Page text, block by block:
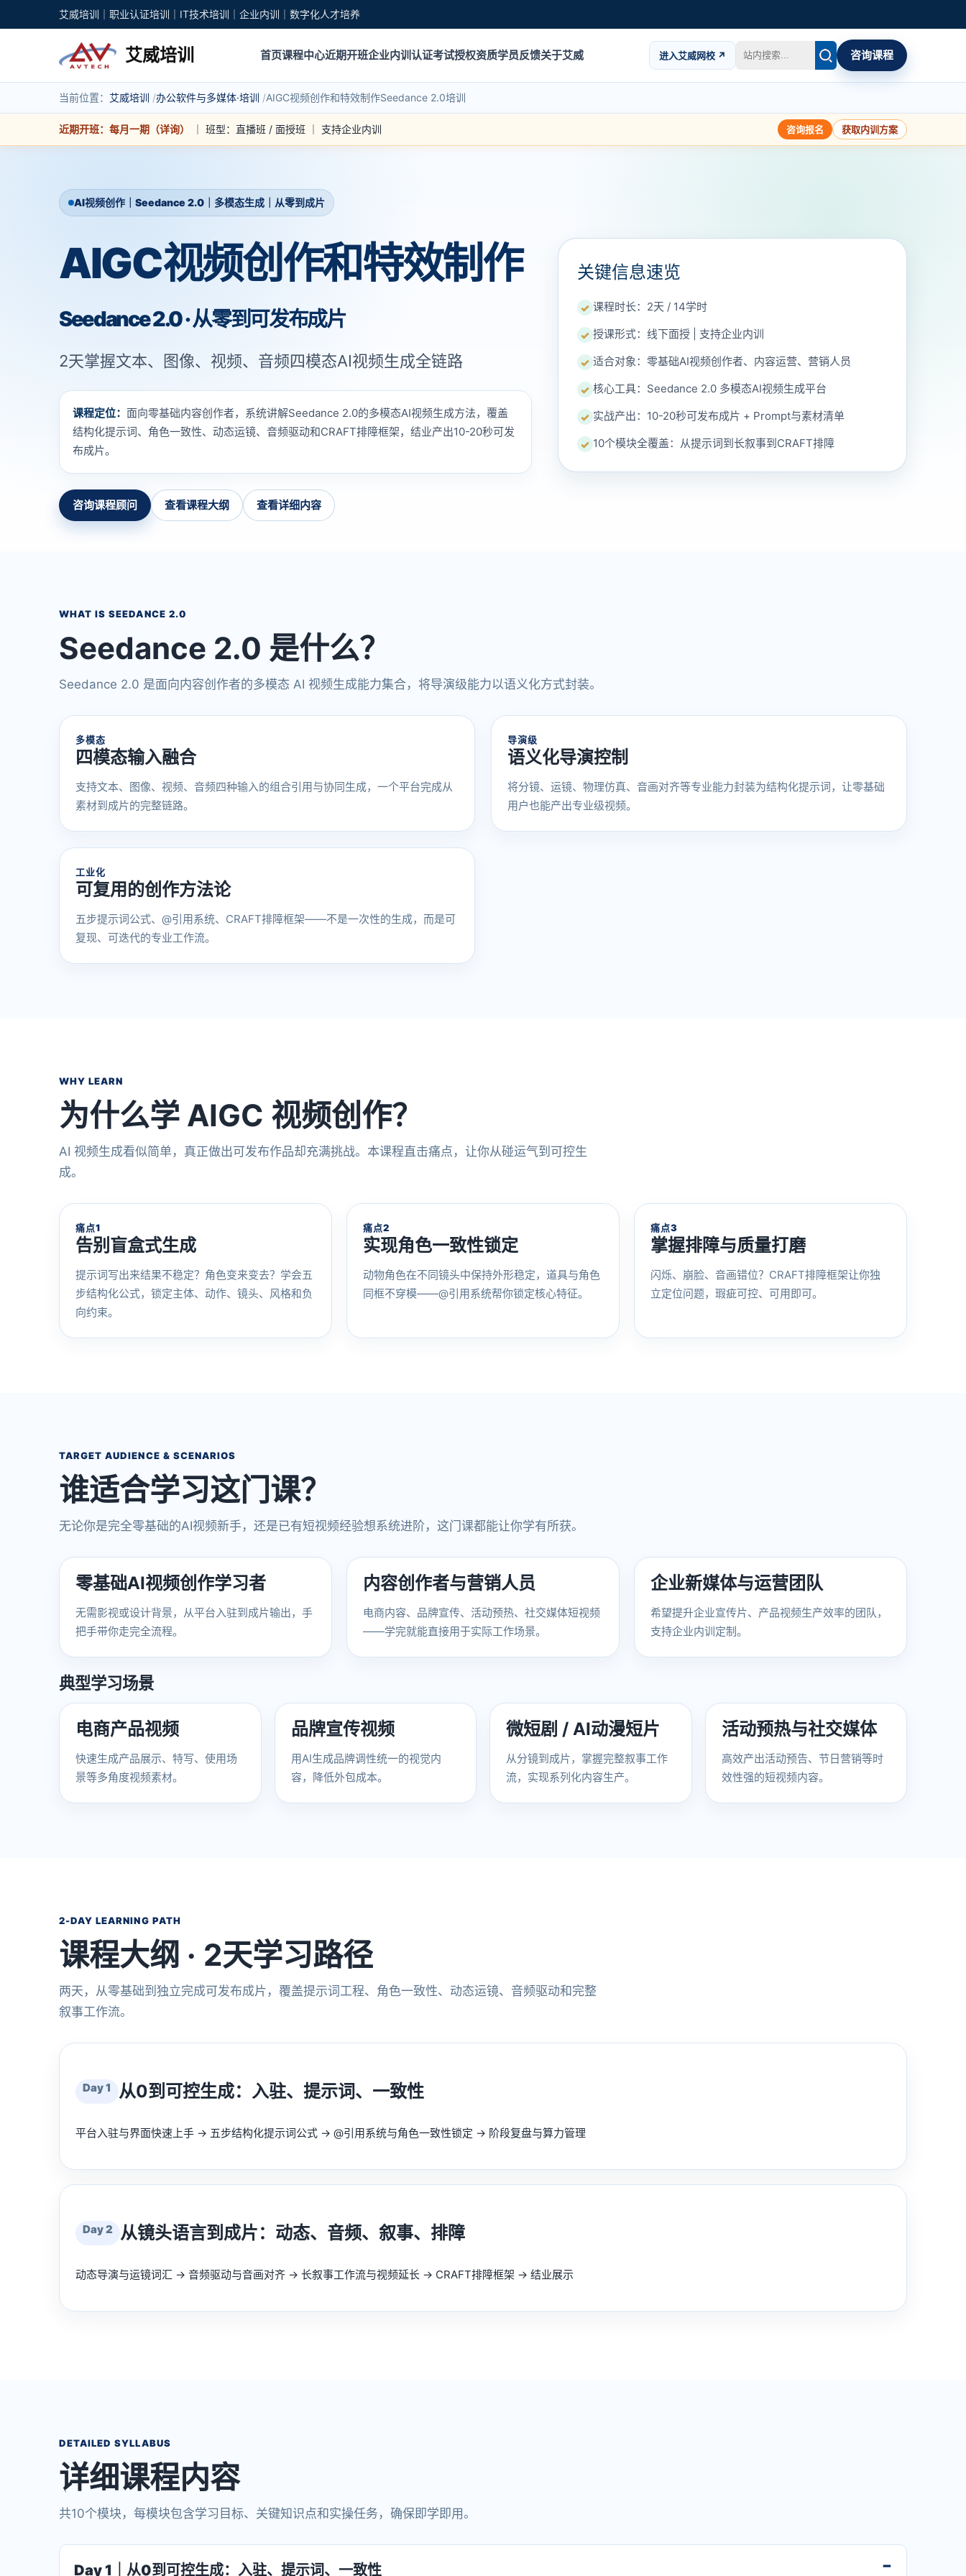
艾威培训｜职业认证培训｜IT技术培训｜企业内训｜数字化人才培养
艾威培训 首页课程中心近期开班企业内训认证考试授权资质学员反馈关于艾威 进入艾威网校 ↗ 咨询课程
当前位置： 艾威培训 办公软件与多媒体·培训 AIGC视频创作和特效制作Seedance 2.0培训
近期开班：每月一期（详询） ｜ 班型：直播班 / 面授班 ｜ 支持企业内训 咨询报名 获取内训方案
AI视频创作｜Seedance 2.0｜多模态生成｜从零到成片
AIGC视频创作和特效制作
Seedance 2.0 · 从零到可发布成片
2天掌握文本、图像、视频、音频四模态AI视频生成全链路
课程定位： 面向零基础内容创作者，系统讲解Seedance 2.0的多模态AI视频生成方法，覆盖
结构化提示词、角色一致性、动态运镜、音频驱动和CRAFT排障框架，结业产出10-20秒可发
布成片。
咨询课程顾问 查看课程大纲 查看详细内容
关键信息速览
✓ 课程时长：2天 / 14学时
✓ 授课形式：线下面授 | 支持企业内训
✓ 适合对象：零基础AI视频创作者、内容运营、营销人员
✓ 核心工具：Seedance 2.0 多模态AI视频生成平台
✓ 实战产出：10-20秒可发布成片 + Prompt与素材清单
✓ 10个模块全覆盖：从提示词到长叙事到CRAFT排障
WHAT IS SEEDANCE 2.0
Seedance 2.0 是什么？
Seedance 2.0 是面向内容创作者的多模态 AI 视频生成能力集合，将导演级能力以语义化方式封装。
多模态
四模态输入融合
支持文本、图像、视频、音频四种输入的组合引用与协同生成，一个平台完成从
素材到成片的完整链路。
导演级
语义化导演控制
将分镜、运镜、物理仿真、音画对齐等专业能力封装为结构化提示词，让零基础
用户也能产出专业级视频。
工业化
可复用的创作方法论
五步提示词公式、@引用系统、CRAFT排障框架——不是一次性的生成，而是可
复现、可迭代的专业工作流。
WHY LEARN
为什么学 AIGC 视频创作？
AI 视频生成看似简单，真正做出可发布作品却充满挑战。本课程直击痛点，让你从碰运气到可控生
成。
痛点1
告别盲盒式生成
提示词写出来结果不稳定？角色变来变去？学会五
步结构化公式，锁定主体、动作、镜头、风格和负
向约束。
痛点2
实现角色一致性锁定
动物角色在不同镜头中保持外形稳定，道具与角色
同框不穿模——@引用系统帮你锁定核心特征。
痛点3
掌握排障与质量打磨
闪烁、崩脸、音画错位？CRAFT排障框架让你独
立定位问题，瑕疵可控、可用即可。
TARGET AUDIENCE & SCENARIOS
谁适合学习这门课？
无论你是完全零基础的AI视频新手，还是已有短视频经验想系统进阶，这门课都能让你学有所获。
零基础AI视频创作学习者
无需影视或设计背景，从平台入驻到成片输出，手
把手带你走完全流程。
内容创作者与营销人员
电商内容、品牌宣传、活动预热、社交媒体短视频
——学完就能直接用于实际工作场景。
企业新媒体与运营团队
希望提升企业宣传片、产品视频生产效率的团队，
支持企业内训定制。
典型学习场景
电商产品视频
快速生成产品展示、特写、使用场
景等多角度视频素材。
品牌宣传视频
用AI生成品牌调性统一的视觉内
容，降低外包成本。
微短剧 / AI动漫短片
从分镜到成片，掌握完整叙事工作
流，实现系列化内容生产。
活动预热与社交媒体
高效产出活动预告、节日营销等时
效性强的短视频内容。
2-DAY LEARNING PATH
课程大纲 · 2天学习路径
两天，从零基础到独立完成可发布成片，覆盖提示词工程、角色一致性、动态运镜、音频驱动和完整
叙事工作流。
Day 1 从0到可控生成：入驻、提示词、一致性
平台入驻与界面快速上手 → 五步结构化提示词公式 → @引用系统与角色一致性锁定 → 阶段复盘与算力管理
Day 2 从镜头语言到成片：动态、音频、叙事、排障
动态导演与运镜词汇 → 音频驱动与音画对齐 → 长叙事工作流与视频延长 → CRAFT排障框架 → 结业展示
DETAILED SYLLABUS
详细课程内容
共10个模块，每模块包含学习目标、关键知识点和实操任务，确保即学即用。
Day 1｜从0到可控生成：入驻、提示词、一致性